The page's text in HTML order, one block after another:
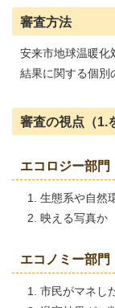
審査方法
安来市地球温暖化
結果に関する個別
審査の視点（1.
エコロジー部門
生態系や自然
映える写真か
エコノミー部門
市民がマネし